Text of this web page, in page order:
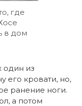
где
в дом
один из
его кровати, но,
ранение ноги.
а потом